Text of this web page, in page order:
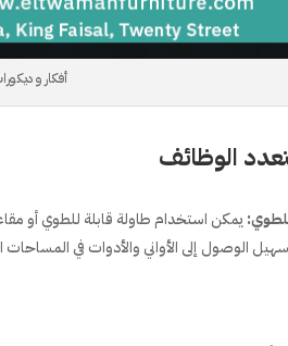
أفكار و
الوظائف
: يمكن استخدام طاولة قابلة للطوي أو
الوصول إلى الأواني والأدوات في